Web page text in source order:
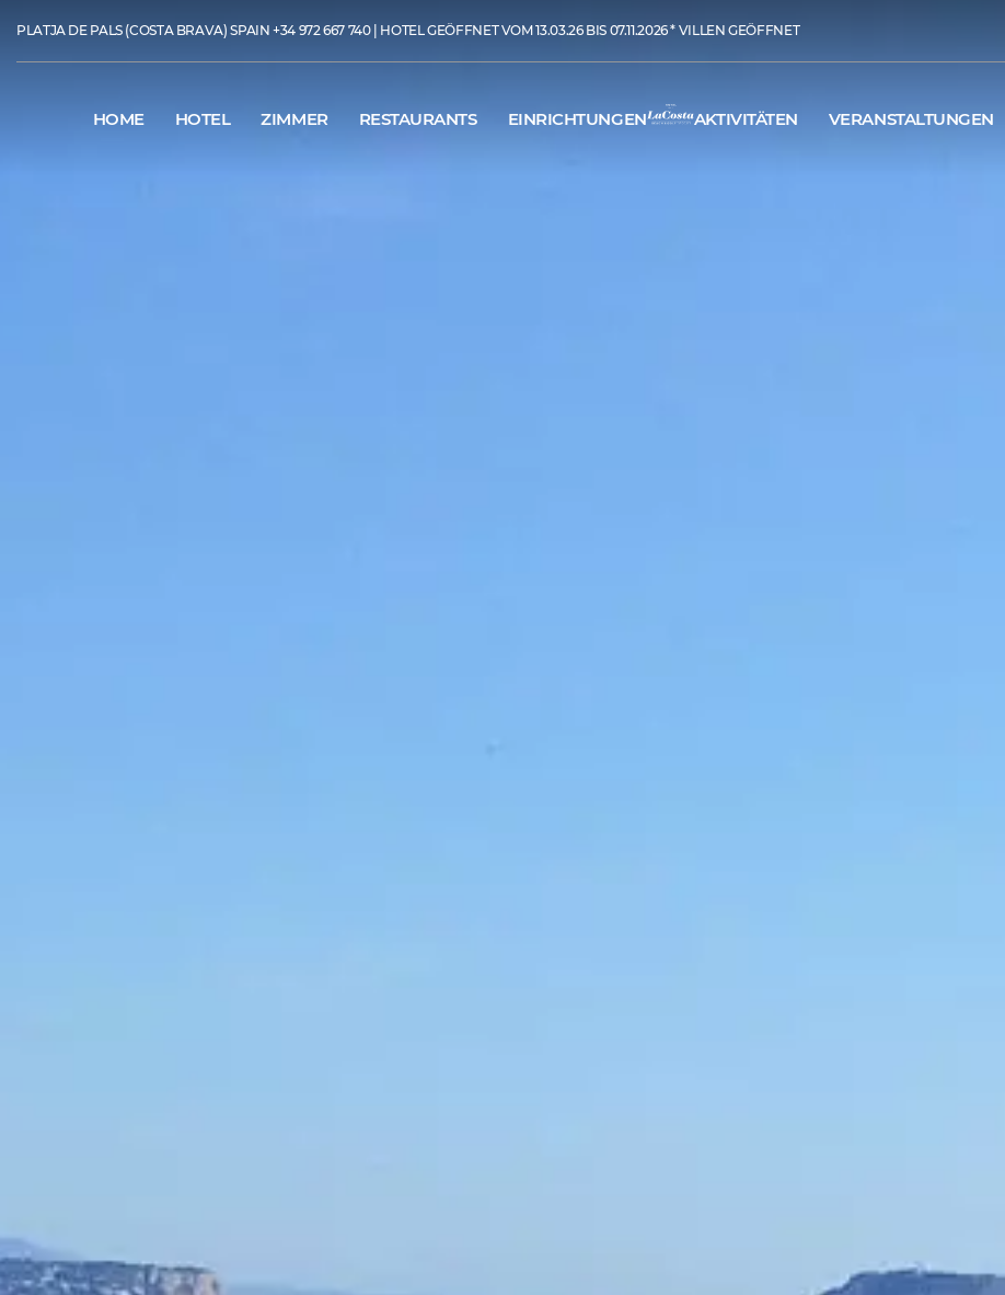
PLATJA DE PALS (COSTA BRAVA) SPAIN+34 972 667 740| HOTEL GEÖFFNET VOM 13.03.26 BIS 07.11.2026 * VILLEN GEÖFFNET
HOME HOTEL ZIMMER RESTAURANTS EINRICHTUNGEN AKTIVITÄTEN VERANSTALTUNGEN